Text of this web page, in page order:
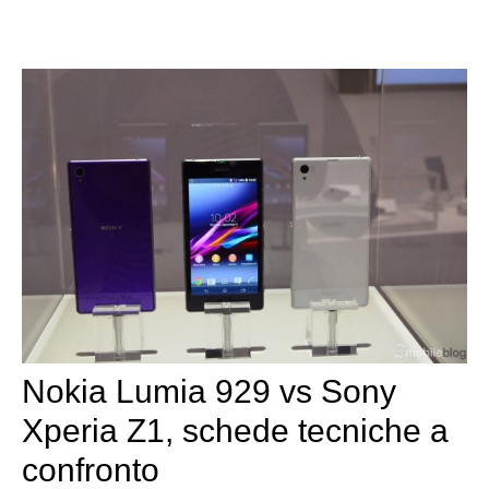
Nokia Lumia 929 vs Sony
Xperia Z1, schede tecniche a
confronto